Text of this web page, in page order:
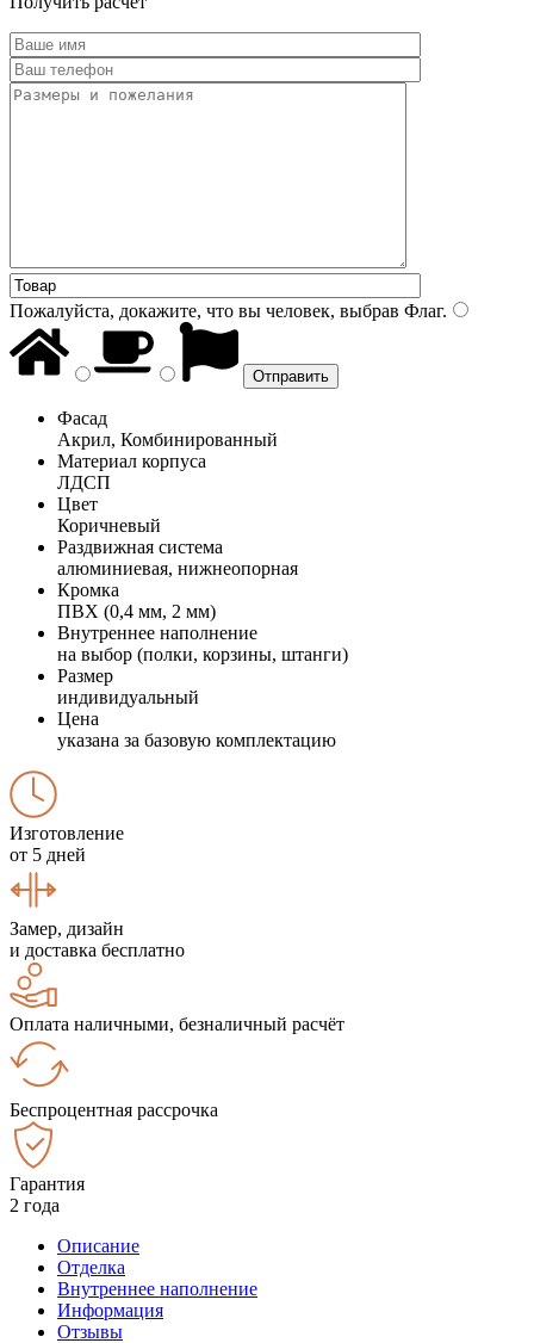
Пожалуйста, докажите, что вы человек, выбрав Флаг.
Фасад
Акрил, Комбинированный
Материал корпуса
ЛДСП
Цвет
Коричневый
Раздвижная система
алюминиевая, нижнеопорная
Кромка
ПВХ (0,4 мм, 2 мм)
Внутреннее наполнение
на выбор (полки, корзины, штанги)
Размер
индивидуальный
Цена
указана за базовую комплектацию
Изготовление
от 5 дней
Замер, дизайн
и доставка бесплатно
Оплата наличными, безналичный расчёт
Беспроцентная рассрочка
Гарантия
2 года
Описание
Отделка
Внутреннее наполнение
Информация
Отзывы